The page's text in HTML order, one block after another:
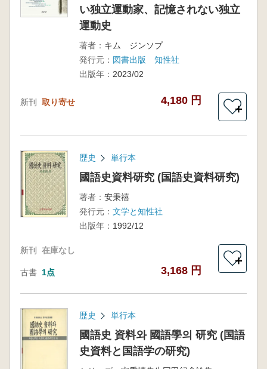
い独立運動家、記憶されない独立
運動史
著者： キム ジンソプ
発行元： 図書出版 知性社
出版年： 2023/02
新刊 取り寄せ 4,180 円
＋
歴史 単行本
國語史資料研究 (国語史資料研究)
著者： 安秉禧
発行元： 文学と知性社
出版年： 1992/12
新刊 在庫なし
古書 1点 3,168 円
＋
歴史 単行本
國語史 資料와 國語學의 研究 (国語
史資料と国語学の研究)